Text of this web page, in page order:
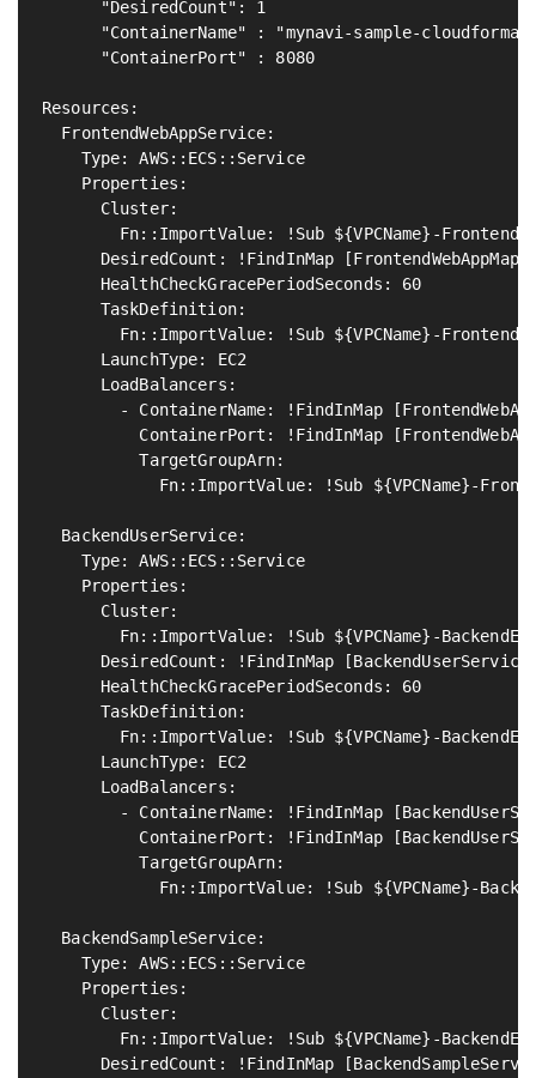
      "DesiredCount": 1
"ContainerName" : "mynavi-sample-
      "ContainerPort" : 8080
Resources:
FrontendWebAppService:
    Type: AWS::ECS::Service
    Properties:
      Cluster:
Fn::ImportValue: !Sub ${VPCName}-
DesiredCount: !FindInMap
      HealthCheckGracePeriodSeconds: 60
      TaskDefinition:
Fn::ImportValue: !Sub ${VPCName}-
      LaunchType: EC2
      LoadBalancers:
- ContainerName: !FindInMap
ContainerPort: !FindInMap
          TargetGroupArn:
Fn::ImportValue: !Sub ${VPCName}-
BackendUserService:
    Type: AWS::ECS::Service
    Properties:
      Cluster:
Fn::ImportValue: !Sub ${VPCName}-
DesiredCount: !FindInMap
      HealthCheckGracePeriodSeconds: 60
      TaskDefinition:
Fn::ImportValue: !Sub ${VPCName}-
      LaunchType: EC2
      LoadBalancers:
- ContainerName: !FindInMap
ContainerPort: !FindInMap
          TargetGroupArn:
Fn::ImportValue: !Sub ${VPCName}-
BackendSampleService:
    Type: AWS::ECS::Service
    Properties:
      Cluster:
Fn::ImportValue: !Sub ${VPCName}-
DesiredCount: !FindInMap